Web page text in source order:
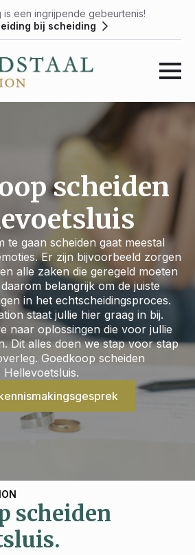
is een ingrijpende gebeurtenis!
bij scheiding
scheiden
te gaan scheiden gaat meestal
Er zijn bijvoorbeeld zorgen
alle zaken die geregeld moeten
belangrijk om de juiste
in het echtscheidingsproces.
staat jullie hier graag in bij.
naar oplossingen die voor jullie
Dit alles doen we stap voor stap
Goedkoop scheiden
Hellevoetsluis.
scheiden